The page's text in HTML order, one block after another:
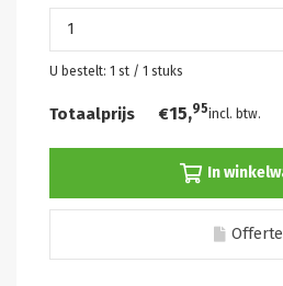
U bestelt: 1 st / 1 stuks
Totaalprijs €15,95incl. btw.
In
Offerte